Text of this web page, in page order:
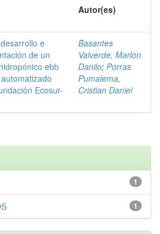
Autor(es)
e
de un
ebb
Ecosur-
Basantes
Valverde, Marlon
Danilo; Porras
Pumalema,
Cristian Daniel
1
1